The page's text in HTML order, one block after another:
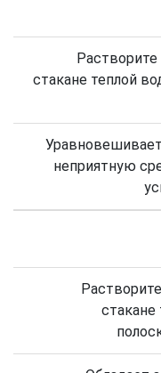
стакане теплой
неприятную
стакане